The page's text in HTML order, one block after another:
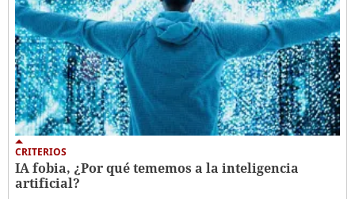
CRITERIOS
IA fobia, ¿Por qué tememos a la inteligencia
artificial?